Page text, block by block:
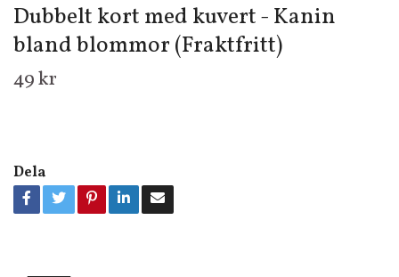
Dubbelt kort med kuvert - Kanin
bland blommor (Fraktfritt)
49 kr
Dela